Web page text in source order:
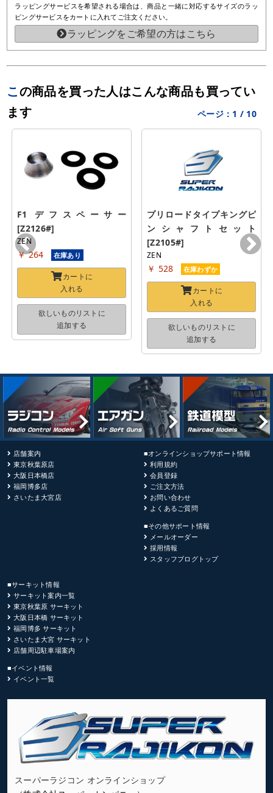
ラッピングサービスを希望される場合は、商品と一緒に対応するサイズのラッ
ピングサービスをカートに入れてご注文ください。
ラッピングをご希望の方はこちら
この商品を買った人はこんな商品も買ってい
ます
ページ： 1 / 10
F1 デフスペーサー
[Z2126#]
ZEN
￥ 264 在庫あり
カートに
入れる
欲しいものリストに
追加する
プリロードタイプキングピ
ンシャフトセット
[Z2105#]
ZEN
￥ 528 在庫わずか
カートに
入れる
欲しいものリストに
追加する
店舗案内
東京秋葉原店
大阪日本橋店
福岡博多店
さいたま大宮店
■オンラインショップサポート情報
利用規約
会員登録
ご注文方法
お問い合わせ
よくあるご質問
■その他サポート情報
メールオーダー
採用情報
スタッフブログトップ
■サーキット情報
サーキット案内一覧
東京秋葉原 サーキット
大阪日本橋 サーキット
福岡博多 サーキット
さいたま大宮 サーキット
店舗周辺駐車場案内
■イベント情報
イベント一覧
スーパーラジコン オンラインショップ